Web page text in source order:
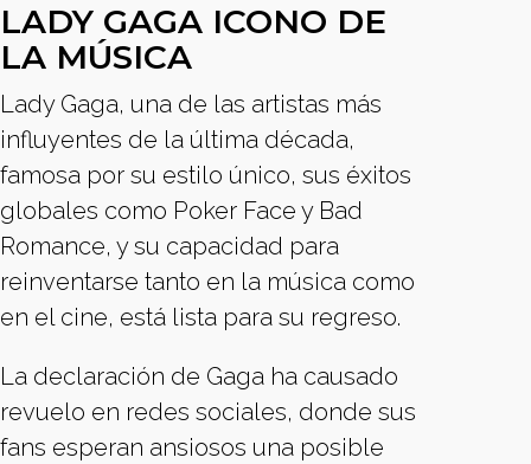
LADY GAGA ICONO DE
LA MÚSICA
Lady Gaga, una de las artistas más
influyentes de la última década,
famosa por su estilo único, sus éxitos
globales como Poker Face y Bad
Romance, y su capacidad para
reinventarse tanto en la música como
en el cine, está lista para su regreso.
La declaración de Gaga ha causado
revuelo en redes sociales, donde sus
fans esperan ansiosos una posible